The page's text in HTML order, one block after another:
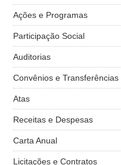
Ações e Programas
Participação Social
Auditorias
Convênios e Transferências
Atas
Receitas e Despesas
Carta Anual
Licitações e Contratos